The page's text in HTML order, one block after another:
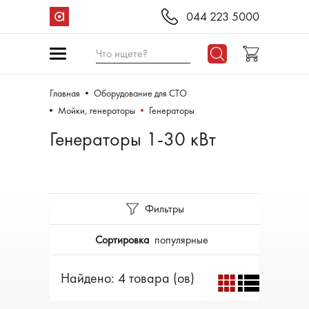
044 223 5000
Что ищете?
Главная
Оборудование для СТО
Мойки, генераторы
Генераторы
Генераторы 1-30 кВт
Фильтры
Сортировка популярные
Найдено: 4 товара (ов)